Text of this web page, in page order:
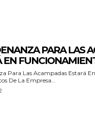
PARA LAS
EN
Para Las Acampadas Estará
De La Empresa...